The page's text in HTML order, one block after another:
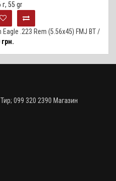
Eagle .223 Rem (5.56х45) FMJ BT /
55 gr
грн.
099 320 2390 Магазин